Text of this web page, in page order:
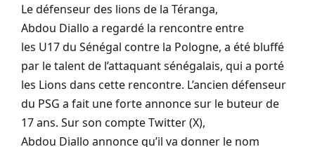
Le défenseur des lions de la Téranga,
Abdou Diallo a regardé la rencontre entre
les U17du Sénégal contre la Pologne, a été bluffé
par le talent de l’attaquant sénégalais, qui a porté
les Lions dans cette rencontre. L’ancien défenseur
du PSG a fait une forte annonce sur le buteur de
17 ans. Sur son compte Twitter(X),
Abdou Diallo annonce qu’il va donner le nom